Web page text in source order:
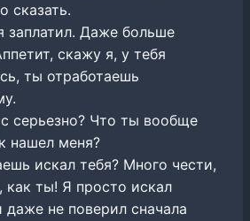
сказать.
заплатил. Даже больше
скажу я, у тебя
ты отработаешь
серьезно? Что ты вообще
нашел меня?
искал тебя? Много чести,
как ты! Я просто искал
не поверил сначала